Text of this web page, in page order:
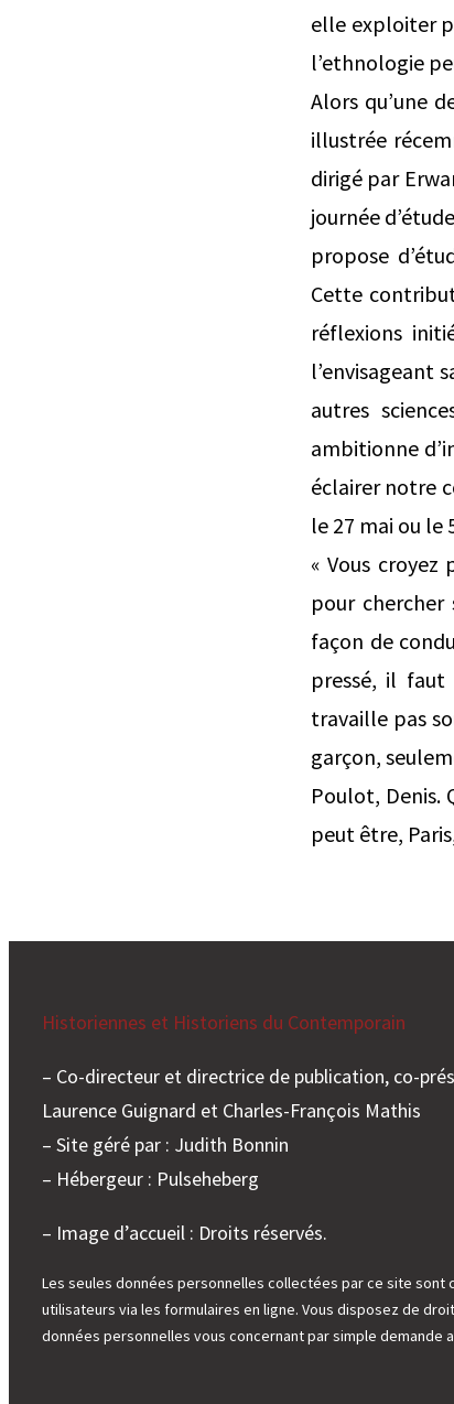
elle exploiter
l’ethnologie
Alors qu’une
illustrée
dirigé par
journée
propose
Cette
réflexions
l’envisageant
autres
ambitionne
éclairer notre
le 27 mai ou le
« Vous
pour
façon de
pressé, il
travaille pas
garçon,
Poulot, Denis.
peut être,
Historiennes et Historiens du Contemporain
– Co-directeur et directrice de publication, co-
Laurence Guignard et Charles-François Mathis
– Site géré par : Judith Bonnin
– Hébergeur : Pulseheberg
– Image d’accueil : Droits réservés.
Les seules données personnelles collectées par ce site sont
utilisateurs via les formulaires en ligne. Vous disposez de
données personnelles vous concernant par simple demande